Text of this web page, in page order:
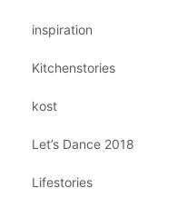
inspiration
Kitchenstories
kost
Let’s Dance 2018
Lifestories